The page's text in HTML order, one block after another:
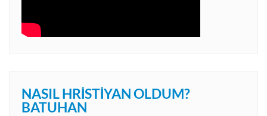
NASIL HRISTIYAN OLDUM?
BATUHAN